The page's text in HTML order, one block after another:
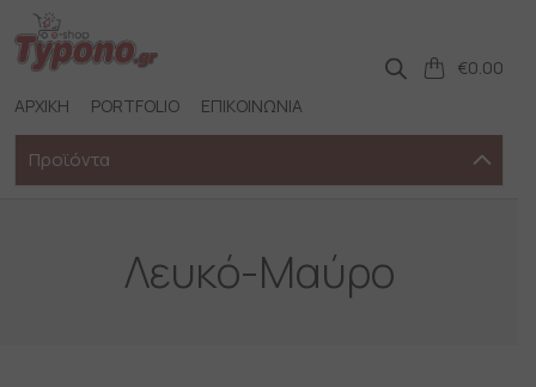
Skip
to
content
ΑΡΧΙΚΗ PORTFOLIO ΕΠΙΚΟΙΝΩΝΙΑ
€0.00
Προϊόντα
Λευκό-Μαύρο